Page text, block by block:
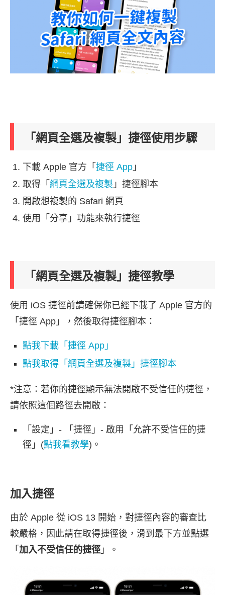
「網頁全選及複製」捷徑使用步驟
下載 Apple 官方「 捷徑 App 」
取得「 網頁全選及複製 」捷徑腳本
開啟想複製的 Safari 網頁
使用「分享」功能來執行捷徑
「網頁全選及複製」捷徑教學
使用 iOS 捷徑前請確保你已經下載了 Apple 官方的
「捷徑 App」，然後取得捷徑腳本：
點我下載「捷徑 App」
點我取得「網頁全選及複製」捷徑腳本
*注意：若你的捷徑顯示無法開啟不受信任的捷徑，
請依照這個路徑去開啟：
「設定」- 「捷徑」- 啟用「允許不受信任的捷
徑」(點我看教學)。
加入捷徑
由於 Apple 從 iOS 13 開始，對捷徑內容的審查比
較嚴格，因此請在取得捷徑後，滑到最下方並點選
「 加入不受信任的捷徑 」。